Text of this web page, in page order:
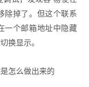
除掉了。但这个联系
一个邮箱地址中隐藏
换显示。